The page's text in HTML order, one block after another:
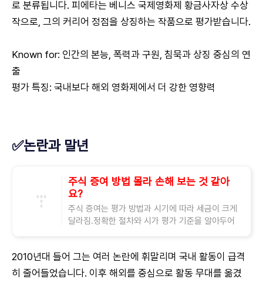
로 분류됩니다. 피에타는 베니스 국제영화제 황금사자상 수상
작으로, 그의 커리어 정점을 상징하는 작품으로 평가받습니다.
Known for: 인간의 본능, 폭력과 구원, 침묵과 상징 중심의 연
출
평가 특징: 국내보다 해외 영화제에서 더 강한 영향력
✅논란과 말년
주식 증여 방법 몰라 손해 보는 것 같아
요?
주식 증여는 평가 방법과 시기에 따라 세금이 크게
달라짐.정확한 절차와 시가 평가 기준을 알아두어
2010년대 들어 그는 여러 논란에 휘말리며 국내 활동이 급격
히 줄어들었습니다. 이후 해외를 중심으로 활동 무대를 옮겼